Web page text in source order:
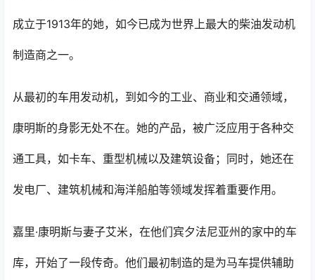
成立于1913年的她，如今已成为世界上最大的柴油发动机
制造商之一。
从最初的车用发动机，到如今的工业、商业和交通领域，
康明斯的身影无处不在。她的产品，被广泛应用于各种交
通工具，如卡车、重型机械以及建筑设备；同时，她还在
发电厂、建筑机械和海洋船舶等领域发挥着重要作用。
嘉里·康明斯与妻子艾米，在他们宾夕法尼亚州的家中的车
库，开始了一段传奇。他们最初制造的是为马车提供辅助